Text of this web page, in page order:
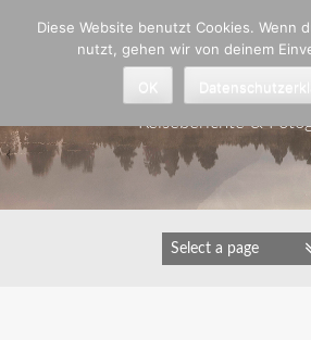
Astrid
Reiseberichte &
Diese Website benutzt Cookies. Wenn
nutzt, gehen wir von deinem